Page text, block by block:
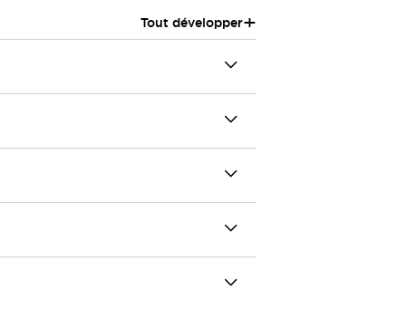
Tout développer+